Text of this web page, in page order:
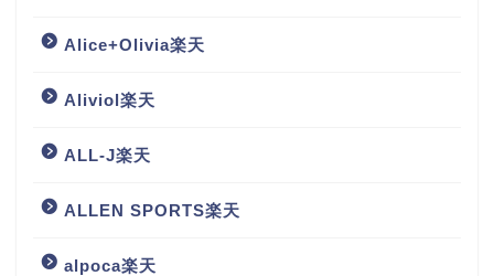
Alice+Olivia楽天
Aliviol楽天
ALL-J楽天
ALLEN SPORTS楽天
alpoca楽天